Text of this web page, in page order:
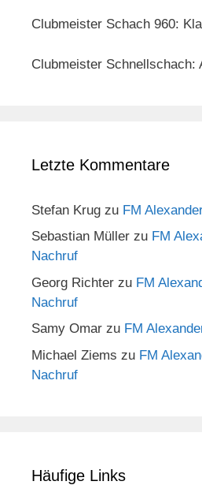
Clubmeister Schach 960:
Clubmeister Schnellschach:
Letzte Kommentare
Stefan Krug zu FM
Sebastian Müller zu FM
Nachruf
Georg Richter zu FM
Nachruf
Samy Omar zu FM
Michael Ziems zu FM
Nachruf
Häufige Links